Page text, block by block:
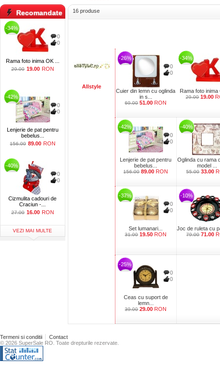
16 produse
Allstyle
-26%
0
0
Cuier din lemn cu oglinda
in s...
69.00 51.00 RON
-34%
Rama foto inima
29.00 19.00
-42%
0
0
Lenjerie de pat pentru
bebelus...
156.00 89.00 RON
-40%
Oglinda cu rama
model ...
55.00 33.00
-37%
0
0
Set lumanari...
31.00 19.50 RON
-10%
Joc de ruleta cu
79.00 71.00
-25%
0
0
Ceas cu suport de
lemn...
39.00 29.00 RON
Recomandate
-34%
0
0
Rama foto inima OK ...
29.00 19.00 RON
-42%
0
0
Lenjerie de pat pentru
bebelus...
156.00 89.00 RON
-40%
0
0
Cizmulita cadouri de
Craciun -...
27.00 16.00 RON
VEZI MAI MULTE
Termeni si conditii
Contact
© 2026 SuperSale RO. Toate drepturile rezervate.